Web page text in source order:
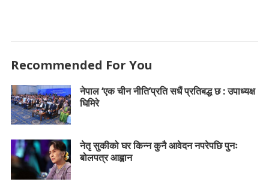
Recommended For You
नेपाल ‘एक चीन नीति’प्रति सधैं प्रतिबद्ध छ : उपाध्यक्ष
घिमिरे
नेतृ सुकीको घर किन्न कुनै आवेदन नपरेपछि पुनः
बोलपत्र आह्वान